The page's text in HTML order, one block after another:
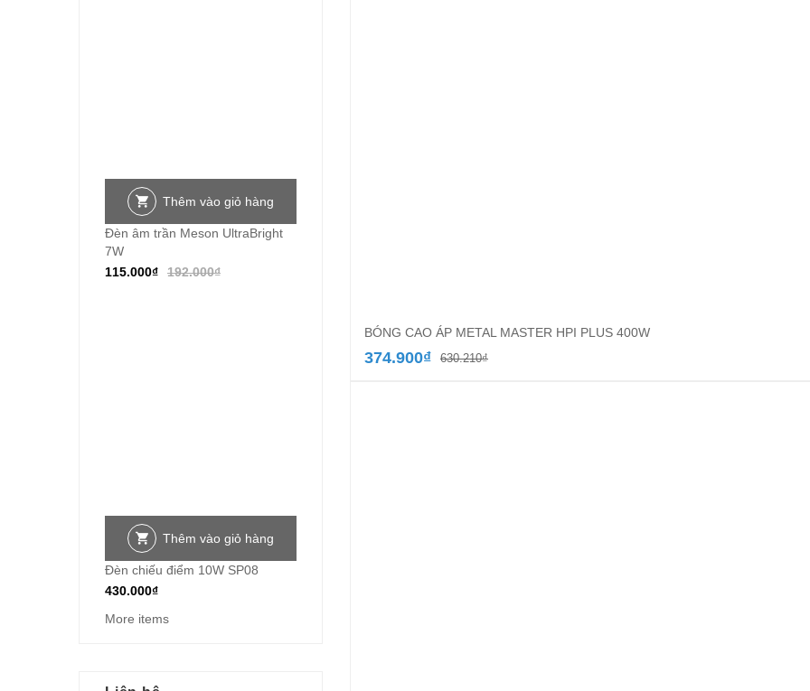
BÓNG CAO ÁP METAL MASTER HPI PLUS 400W
630.210₫Giá
374.900₫
Giá
Thêm vào giỏ hàng
Đèn âm trần Meson UltraBright
7W
192.000₫
115.000₫
Thêm vào giỏ hàng
Đèn chiếu điểm 10W SP08
430.000₫
More items